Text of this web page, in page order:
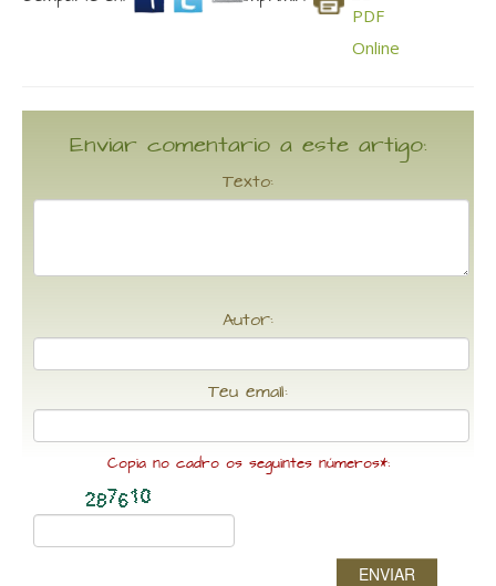
Enviar comentario a este artigo:
Texto:
Autor:
Teu email:
Copia no cadro os seguintes números*:
ENVIAR